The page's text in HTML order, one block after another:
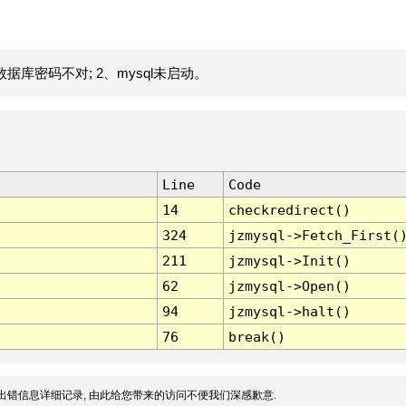
库密码不对; 2、mysql未启动。
Line
Code
14
checkredirect()
324
jzmysql-
211
jzmysql->Init()
62
jzmysql->Open()
94
jzmysql->halt()
76
break()
错信息详细记录, 由此给您带来的访问不便我们深感歉意.